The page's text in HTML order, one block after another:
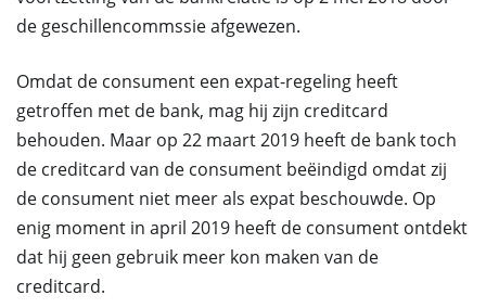
de geschillencommssie afgewezen.
Omdat de consument een expat-regeling heeft
getroffen met de bank, mag hij zijn creditcard
behouden. Maar op 22 maart 2019 heeft de bank toch
de creditcard van de consument beëindigd omdat zij
de consument niet meer als expat beschouwde. Op
enig moment in april 2019 heeft de consument ontdekt
dat hij geen gebruik meer kon maken van de
creditcard.